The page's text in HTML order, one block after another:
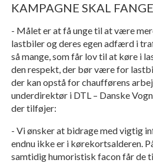
KAMPAGNE SKAL
- Målet er at få unge til at være
lastbiler og deres egen adfærd i
så mange, som får lov til at køre i
den respekt, der bør være for
der kan opstå for chaufførens
underdirektør i DTL – Danske
der tilføjer:
- Vi ønsker at bidrage med vigtig
endnu ikke er i kørekortsalderen.
samtidig humoristisk facon får de